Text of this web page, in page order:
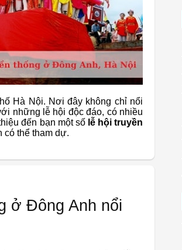
Hà Nội. Nơi đây không chỉ nổi
những lễ hội độc đáo, có nhiều
đến bạn một số lễ hội truyền
có thể tham dự.
ở Đông Anh nổi